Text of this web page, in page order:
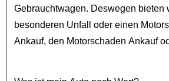
Gebrauchtwagen. Deswegen bieten
besonderen Unfall oder einen
Ankauf, den Motorschaden Ankauf